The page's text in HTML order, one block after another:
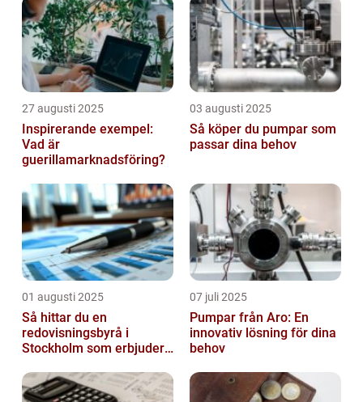
27 augusti 2025
Inspirerande exempel:
Vad är
guerillamarknadsföring?
03 augusti 2025
Så köper du pumpar som
passar dina behov
01 augusti 2025
Så hittar du en
redovisningsbyrå i
Stockholm som erbjuder
07 juli 2025
Pumpar från Aro: En
innovativ lösning för dina
behov